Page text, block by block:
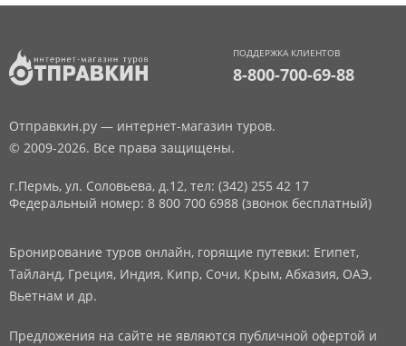
ПОДДЕРЖКА КЛИЕНТОВ
8-800-700-69-88
Отправкин.ру — интернет-магазин туров.
© 2009-2026. Все права защищены.
г.Пермь, ул. Соловьева, д.12, тел: (342) 255 42 17
Федеральный номер: 8 800 700 6988 (звонок бесплатный)
Бронирование туров онлайн, горящие путевки: Египет,
Тайланд, Греция, Индия, Кипр, Сочи, Крым, Абхазия, ОАЭ,
Вьетнам и др.
Предложения на сайте не являются публичной офертой и